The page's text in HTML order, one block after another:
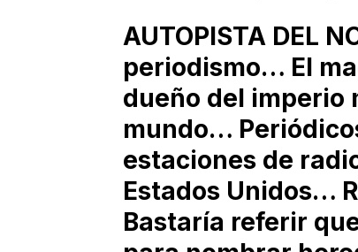
AUTOPISTA DEL
periodismo… El
dueño del imperio
mundo…
estaciones de
Estados Unidos…
Bastaría referir